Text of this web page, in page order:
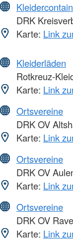
DRK
Karte: Link
Kleiderläden
Rotkreuz-
Karte: Link
Ortsvereine
DRK OV
Karte: Link
Ortsvereine
DRK OV
Karte: Link
Ortsvereine
DRK OV
Karte: Link